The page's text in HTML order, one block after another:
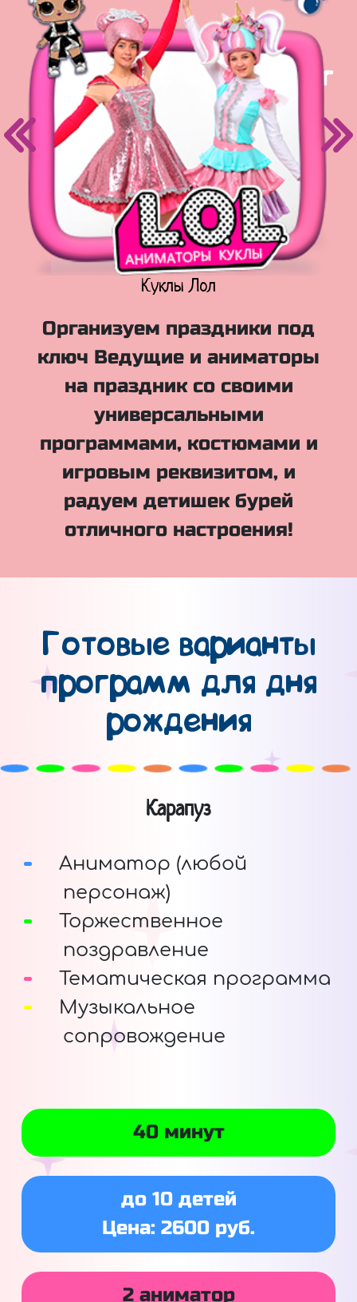
Куклы Лол
Организуем праздники под
ключ Ведущие и аниматоры
на праздник со своими
универсальными
программами, костюмами и
игровым реквизитом, и
радуем детишек бурей
отличного настроения!
Готовые варианты
программ для дня
рождения
Карапуз
Аниматор (любой
персонаж)
Торжественное
поздравление
Тематическая программа
Музыкальное
сопровождение
40 минут
до 10 детей
Цена: 2600 руб.
2 аниматор